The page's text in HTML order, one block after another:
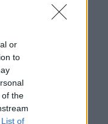
or
to
of the
List of